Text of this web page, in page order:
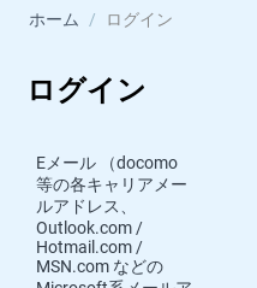
ホーム / ログイン
ログイン
Eメール （docomo
等の各キャリアメー
ルアドレス、
Outlook.com /
Hotmail.com /
MSN.com などの